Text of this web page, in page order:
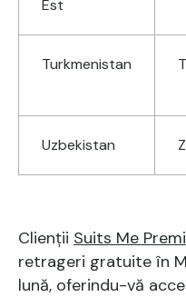
Est
Turkmenistan
Uzbekistan
Clienții Suits Me
retrageri gratuite în
lună, oferindu-vă